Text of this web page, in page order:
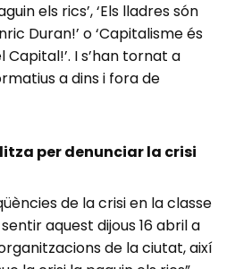
els rics’, ‘Els lladres són
Duran!’ o ‘Capitalisme és
Capital!’. I s’han tornat a
a dins i fora de
per denunciar la crisi
de la crisi en la classe
aquest dijous 16 abril a
de la ciutat, així